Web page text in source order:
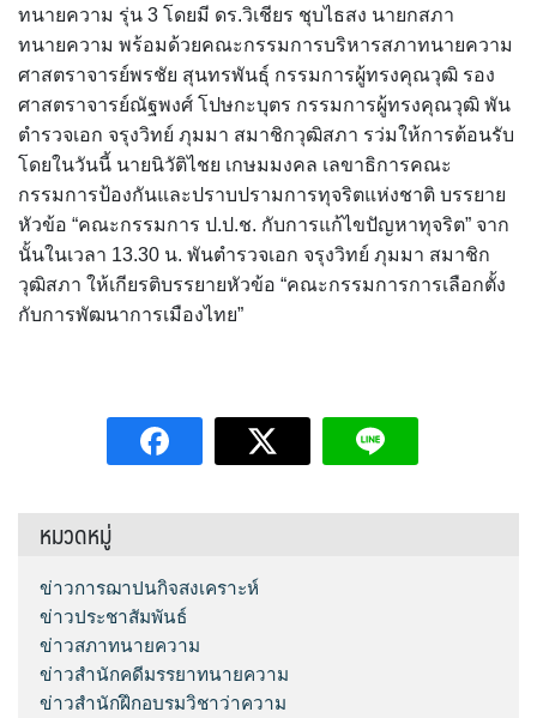
ทนายความ รุ่น 3 โดยมี ดร.วิเชียร ชุบไธสง นายกสภา
ทนายความ พร้อมด้วยคณะกรรมการบริหารสภาทนายความ
ศาสตราจารย์พรชัย สุนทรพันธุ์ กรรมการผู้ทรงคุณวุฒิ รอง
ศาสตราจารย์ณัฐพงศ์ โปษกะบุตร กรรมการผู้ทรงคุณวุฒิ พัน
ตำรวจเอก จรุงวิทย์ ภุมมา สมาชิกวุฒิสภา รว่มให้การต้อนรับ
โดยในวันนี้ นายนิวัติไชย เกษมมงคล เลขาธิการคณะ
กรรมการป้องกันและปราบปรามการทุจริตแห่งชาติ บรรยาย
หัวข้อ “คณะกรรมการ ป.ป.ช. กับการแก้ไขปัญหาทุจริต” จาก
นั้นในเวลา 13.30 น. พันตำรวจเอก จรุงวิทย์ ภุมมา สมาชิก
วุฒิสภา ให้เกียรติบรรยายหัวข้อ “คณะกรรมการการเลือกตั้ง
กับการพัฒนาการเมืองไทย”
หมวดหมู่
ข่าวการฌาปนกิจสงเคราะห์
ข่าวประชาสัมพันธ์
ข่าวสภาทนายความ
ข่าวสำนักคดีมรรยาทนายความ
ข่าวสำนักฝึกอบรมวิชาว่าความ